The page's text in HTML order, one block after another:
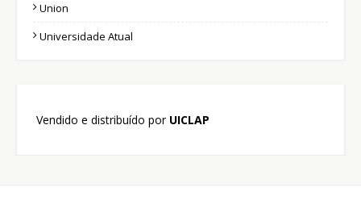
Union
Universidade Atual
Vendido e distribuído por UICLAP